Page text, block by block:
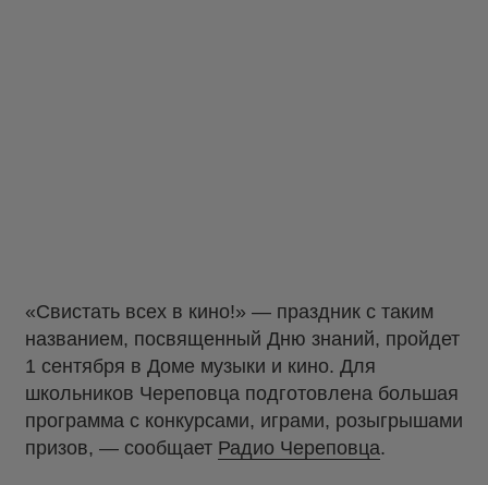
«Свистать всех в кино!» — праздник с таким
названием, посвященный Дню знаний, пройдет
1 сентября в Доме музыки и кино. Для
школьников Череповца подготовлена большая
программа с конкурсами, играми, розыгрышами
призов, — сообщает Радио Череповца.